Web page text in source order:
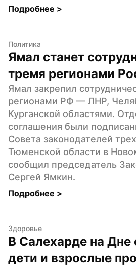
Подробнее >
Политика
Ямал станет
тремя регионами
Ямал закрепил
регионами РФ — ЛНР,
Курганской областями.
соглашения были
Совета законодателей
Тюменской области в
сообщил председатель
Сергей Ямкин.
Подробнее >
Здоровье
В Салехарде на Дне
дети и взрослые